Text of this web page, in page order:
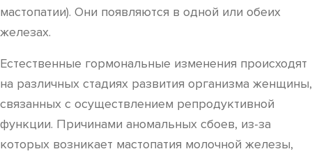
мастопатии). Они появляются в одной или обеих
железах.
Естественные гормональные изменения происходят
на различных стадиях развития организма женщины,
связанных с осуществлением репродуктивной
функции. Причинами аномальных сбоев, из-за
которых возникает мастопатия молочной железы,